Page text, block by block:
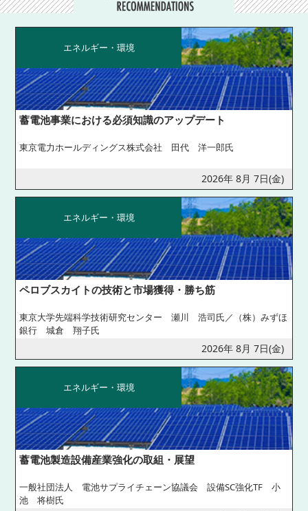
エネルギー・環境
蓄電池事業における必須知識のアップデート
東京電力ホールディングス株式会社 田代 洋一郎氏
2026年 8月 7日(金)
エネルギー・環境
ペロブスカイトの技術と市場獲得・勝ち筋
東京大学先端科学技術研究センター 瀬川 浩司氏／（株）みずほ
銀行 城倉 翔子氏
2026年 8月 7日(金)
エネルギー・環境
蓄電池製造設備産業強化の取組・展望
一般社団法人 電池サプライチェーン協議会 設備SC強化TF 小
池 将樹氏